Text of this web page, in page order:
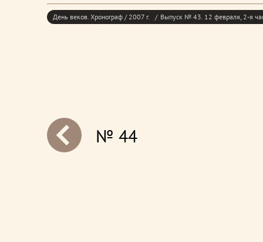
День веков. Хронограф / 2007 г. Выпуск № 43. 12 февраля, 2-я
№ 44